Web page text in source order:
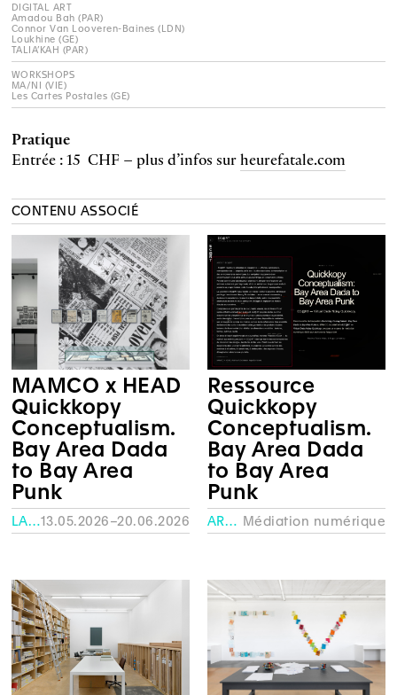
DIGITAL ART
Amadou Bah (PAR)
Connor Van Looveren-Baines (LDN)
Loukhine (GE)
TALIA’KAH (PAR)
WORKSHOPS
MA/NI (VIE)
Les Cartes Postales (GE)
Pratique
Entrée : 15 CHF – plus d’infos surheurefatale.com
CONTENU ASSOCIÉ
MAMCO x HEAD
Quickkopy
Conceptualism.
Bay Area Dada
to Bay Area
Punk
LA FABRIQUE – HEAD13.05.2026–20.06.2026
Ressource
Quickkopy
Conceptualism.
Bay Area Dada
to Bay Area
Punk
ARCHIVES Médiation numérique